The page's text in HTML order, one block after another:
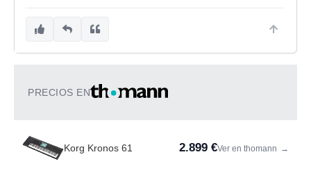
PRECIOS EN
Korg Kronos 61 2.899 €Ver en thomann →